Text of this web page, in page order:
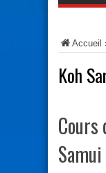
Accueil
Koh
Cours